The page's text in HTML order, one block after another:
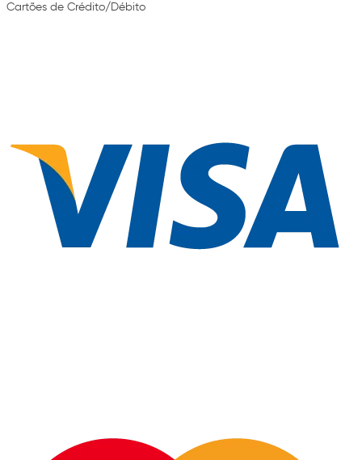
Cartões de Crédito/Débito